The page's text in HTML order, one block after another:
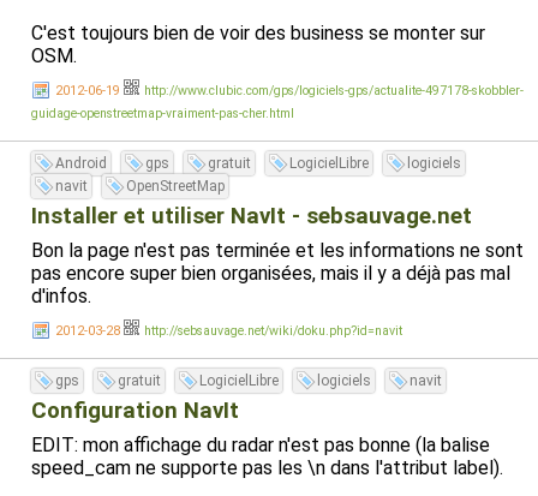
Qualité des itinéraires: Navit en premier, suivit de Mappy,
et enfin OsmAnd (qui fait parfois des trucs bizarres,
comme vous proposer de remonter une bretelle
d'autoroute à sens inverse).
Je n'ai pas sélectionné:
- NavFree : la recherche de ville/rue nécessite une
connexion internet.
- CoPilot Free: interface vraiment merdique (je préfère
encore Navit !)
- GoogleMaps: Cartes bitmaps qui prennent trop de place,
et trop limité en surface (il faut télécharger
préalablement les zones qui vous intéressent).
EDIT: On me signale aussi "MapFactor: GPS Navigation" qui
est gratuit et également basé sur OpenStreetMap. Je
vais également l'essayer.
C'est toujours bien de voir des business se monter sur
OSM.
2012-06-19
http://www.clubic.com/gps/logiciels-gps/actualite-497178-skobbler-
guidage-openstreetmap-vraiment-pas-cher.html
Android gps gratuit LogicielLibre
logiciels
navit
OpenStreetMap
Installer et utiliser NavIt - sebsauvage.net
Bon la page n'est pas terminée et les informations ne sont
pas encore super bien organisées, mais il y a déjà pas mal
d'infos.
2012-03-28 http://sebsauvage.net/wiki/doku.php?id=navit
gps gratuit LogicielLibre logiciels navit
Configuration NavIt
EDIT: mon affichage du radar n'est pas bonne (la balise
speed_cam ne supporte pas les \n dans l'attribut label).